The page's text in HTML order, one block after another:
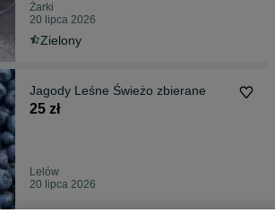
Żarki
20 lipca 2026
Zielony
Jagody Leśne Świeżo zbierane
25 zł
Lelów
20 lipca 2026